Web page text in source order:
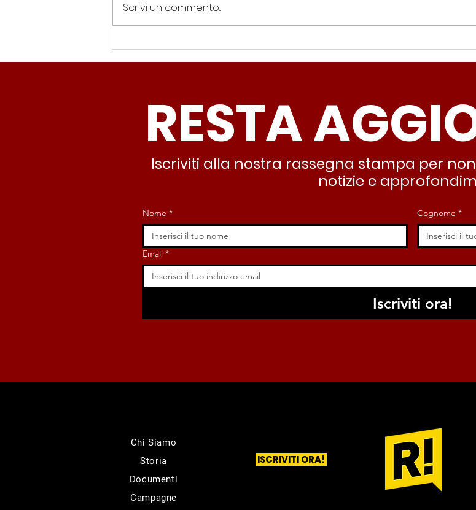
Spin Time, Colucci: “Non
solo occupazione: 400
nessuno interviene”
Periferie, Colucci
(Radicali Roma): “La
deve garantire servizi e
dignità”
Scrivi un commento...
RESTA
Iscriviti alla nostra rassegna stampa per
notizie e
Nome * Cognome *
Email *
Iscriviti ora!
Chi Siamo
Storia
Documenti
Campagne
ISCRIVITI ORA!